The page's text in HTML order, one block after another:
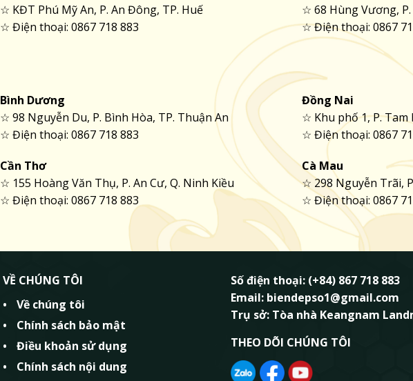
☆ KĐT Phú Mỹ An, P. An Đông, TP. Huế
☆ Điện thoại: 0867 718 883
☆ 68 Hùng Vương,
☆ Điện thoại: 0867
Bình Dương
☆ 98 Nguyễn Du, P. Bình Hòa, TP. Thuận An
☆ Điện thoại: 0867 718 883
Cần Thơ
☆ 155 Hoàng Văn Thụ, P. An Cư, Q. Ninh Kiều
☆ Điện thoại: 0867 718 883
Đồng Nai
☆ Khu phố 1, P. Tam
☆ Điện thoại: 0867
Cà Mau
☆ 298 Nguyễn Trãi,
☆ Điện thoại: 0867
VỀ CHÚNG TÔI
Về chúng tôi
Chính sách bảo mật
Điều khoản sử dụng
Chính sách nội dung
Số điện thoại: (+84) 867 718 883
Email: biendepso1@gmail.com
Trụ sở: Tòa nhà Keangnam
THEO DÕI CHÚNG TÔI